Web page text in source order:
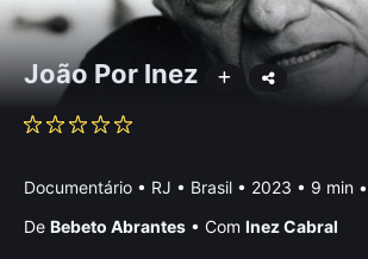
João Por Inez
Documentário • RJ • Brasil • 2023 • 9 min •
De Bebeto Abrantes • Com Inez Cabral